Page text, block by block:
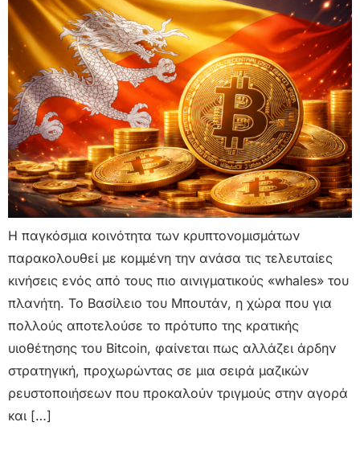
Η παγκόσμια κοινότητα των κρυπτονομισμάτων
παρακολουθεί με κομμένη την ανάσα τις τελευταίες
κινήσεις ενός από τους πιο αινιγματικούς «whales» του
πλανήτη. Το Βασίλειο του Μπουτάν, η χώρα που για
πολλούς αποτελούσε το πρότυπο της κρατικής
υιοθέτησης του Bitcoin, φαίνεται πως αλλάζει άρδην
στρατηγική, προχωρώντας σε μια σειρά μαζικών
ρευστοποιήσεων που προκαλούν τριγμούς στην αγορά
και […]